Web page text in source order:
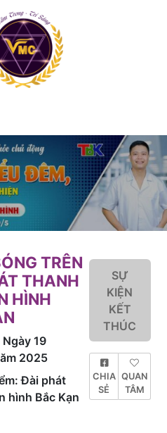
TRÊN
THANH
HÌNH
19
2025
Đài phát
hình Bắc Kạn
SỰ
KIỆN
KẾT
THÚC
CHIA
SẺ
QUAN
TÂM